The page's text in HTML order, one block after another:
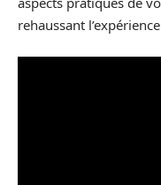
rehaussant